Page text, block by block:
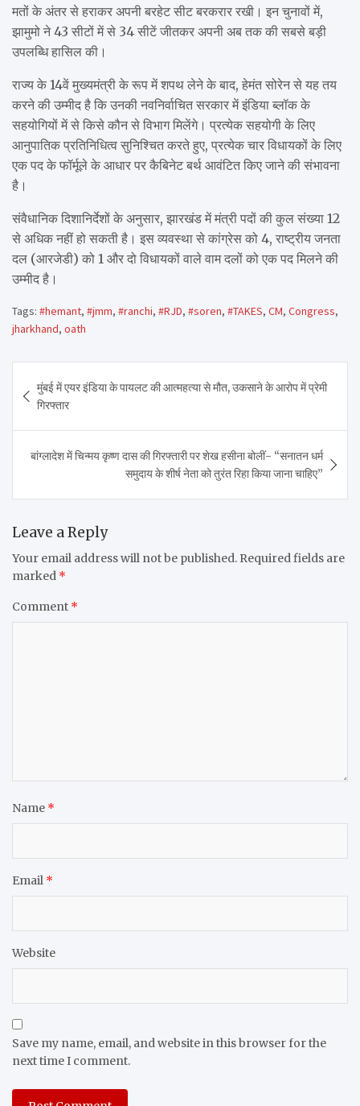
मतों के अंतर से हराकर अपनी बरहेट सीट बरकरार रखी। इन चुनावों में,
झामुमो ने 43 सीटों में से 34 सीटें जीतकर अपनी अब तक की सबसे बड़ी
उपलब्धि हासिल की।
राज्य के 14वें मुख्यमंत्री के रूप में शपथ लेने के बाद, हेमंत सोरेन से यह तय
करने की उम्मीद है कि उनकी नवनिर्वाचित सरकार में इंडिया ब्लॉक के
सहयोगियों में से किसे कौन से विभाग मिलेंगे। प्रत्येक सहयोगी के लिए
आनुपातिक प्रतिनिधित्व सुनिश्चित करते हुए, प्रत्येक चार विधायकों के लिए
एक पद के फॉर्मूले के आधार पर कैबिनेट बर्थ आवंटित किए जाने की संभावना
है।
संवैधानिक दिशानिर्देशों के अनुसार, झारखंड में मंत्री पदों की कुल संख्या 12
से अधिक नहीं हो सकती है। इस व्यवस्था से कांग्रेस को 4, राष्ट्रीय जनता
दल (आरजेडी) को 1 और दो विधायकों वाले वाम दलों को एक पद मिलने की
उम्मीद है।
Tags: #hemant, #jmm, #ranchi, #RJD, #soren, #TAKES, CM, Congress,
jharkhand, oath
navigation
मुंबई में एयर इंडिया के पायलट की आत्महत्या से मौत, उकसाने के आरोप में प्रेमी
गिरफ्तार
बांग्लादेश में चिन्मय कृष्ण दास की गिरफ्तारी पर शेख हसीना बोलीं- “सनातन धर्म
समुदाय के शीर्ष नेता को तुरंत रिहा किया जाना चाहिए”
Leave a Reply
Your email address will not be published. Required fields are
marked *
Comment *
Name *
Email *
Website
Save my name, email, and website in this browser for the
next time I comment.